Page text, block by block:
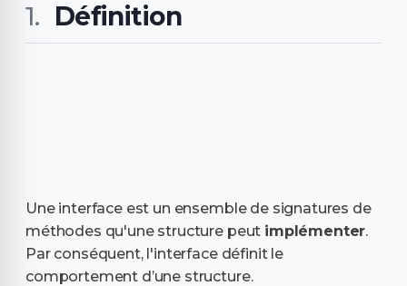
Définition
Une interface est un ensemble de signatures de
méthodes qu'une structure peut implémenter.
Par conséquent, l'interface définit le
comportement d’une structure.